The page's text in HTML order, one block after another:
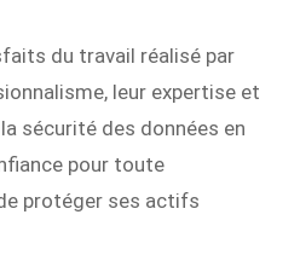
du travail réalisé par
leur expertise et
sécurité des données en
pour toute
protéger ses actifs